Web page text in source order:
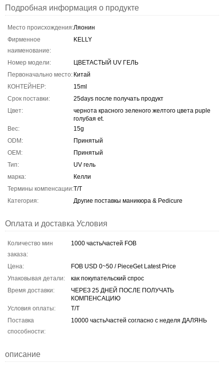
Подробная информация о продукте
Место происхождения:Ляонин
Фирменное
наименование:
KELLY
Номер модели:
ЦВЕТАСТЫЙ UV ГЕЛЬ
Первоначально место: Китай
КОНТЕЙНЕР:
15ml
Срок поставки:
25days после получать продукт
Цвет:
чернота красного зеленого желтого цвета puple
голубая et.
Вес:
15g
ODM:
Принятый
OEM:
Принятый
Тип:
UV гель
марка:
Келли
Термины компенсации:T/T
Категория:
Другие поставкы маникюра & Pedicure
Оплата и доставка Условия
Количество мин
заказа:
1000 часть/частей FOB
Цена:
FOB USD 0~50 / PieceGet Latest Price
Упаковывая детали:
как покупательский спрос
Время доставки:
ЧЕРЕЗ 25 ДНЕЙ ПОСЛЕ ПОЛУЧАТЬ
КОМПЕНСАЦИЮ
Условия оплаты:
T/T
Поставка
способности:
10000 часть/частей согласно с неделя ДАЛЯНЬ
описание